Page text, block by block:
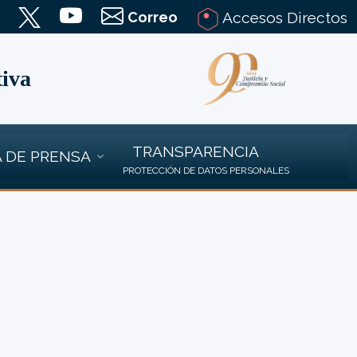
Correo Accesos Directos
DE PRENSA TRANSPARENCIA
PROTECCIÓN DE DATOS PERSONALES